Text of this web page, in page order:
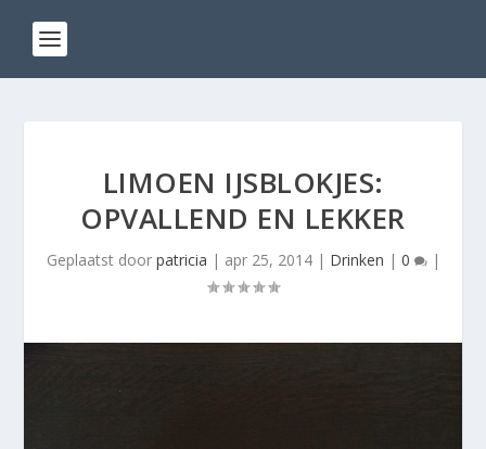
LIMOEN IJSBLOKJES:
OPVALLEND EN LEKKER
Geplaatst door patricia | apr 25, 2014| Drinken | 0 |